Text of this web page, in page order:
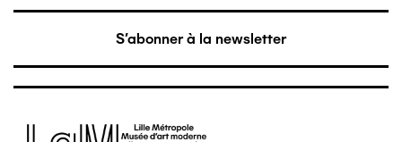
S'abonner à la newsletter
Image